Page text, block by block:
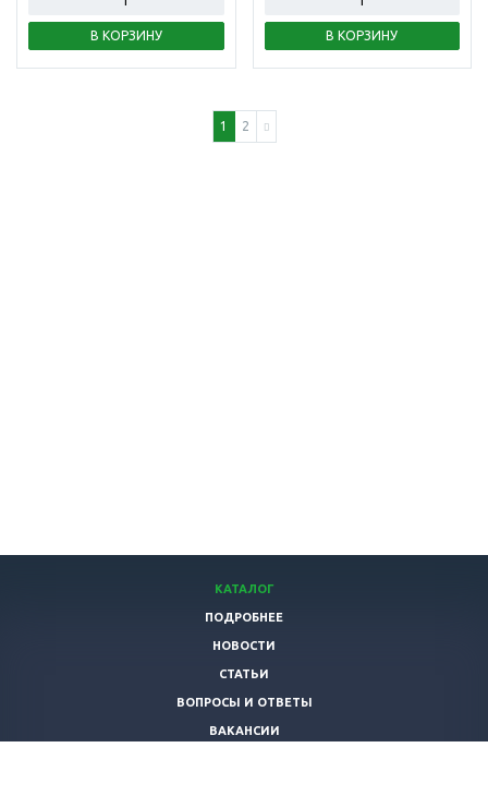
В КОРЗИНУ В КОРЗИНУ
1 2
КАТАЛОГ
ПОДРОБНЕЕ
НОВОСТИ
СТАТЬИ
ВОПРОСЫ И ОТВЕТЫ
ВАКАНСИИ